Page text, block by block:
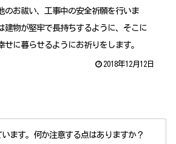
のお祓い、工事中の安全祈願を行いま
建物が堅牢で長持ちするように、そこに
せに暮らせるようにお祈りをします。
2018年12月12日
ます。何か注意する点はありますか？